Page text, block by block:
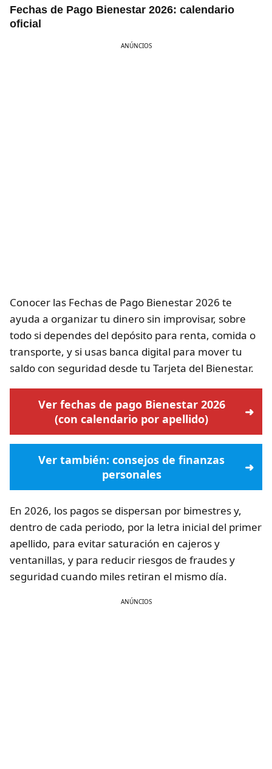
Fechas de Pago Bienestar 2026: calendario
oficial
ANÚNCIOS
Conocer las Fechas de Pago Bienestar 2026 te
ayuda a organizar tu dinero sin improvisar, sobre
todo si dependes del depósito para renta, comida o
transporte, y si usas banca digital para mover tu
saldo con seguridad desde tu Tarjeta del Bienestar.
Ver fechas de pago Bienestar 2026
(con calendario por apellido)
Ver también: consejos de finanzas
personales
En 2026, los pagos se dispersan por bimestres y,
dentro de cada periodo, por la letra inicial del primer
apellido, para evitar saturación en cajeros y
ventanillas, y para reducir riesgos de fraudes y
seguridad cuando miles retiran el mismo día.
ANÚNCIOS